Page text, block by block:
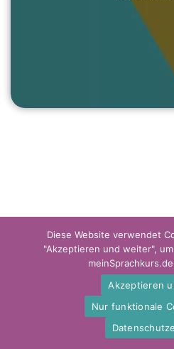
Datenschutzerklärung
(C) meinsprachkurs.de 2023
Diese Website verwendet
"Akzeptieren und weiter",
Akzeptieren
Nur funktionale